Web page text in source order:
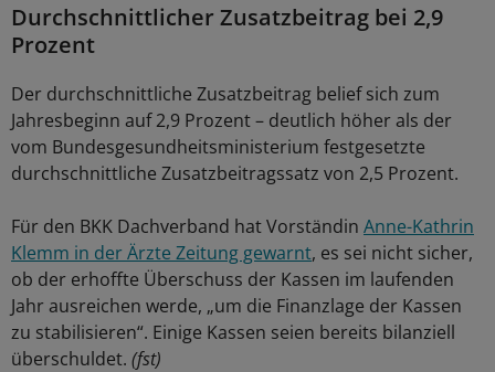
Durchschnittlicher Zusatzbeitrag bei 2,9
Prozent
Der durchschnittliche Zusatzbeitrag belief sich zum
Jahresbeginn auf 2,9 Prozent – deutlich höher als der
vom Bundesgesundheitsministerium festgesetzte
durchschnittliche Zusatzbeitragssatz von 2,5 Prozent.
Für den BKK Dachverband hat Vorständin Anne-Kathrin
Klemm in der Ärzte Zeitung gewarnt, es sei nicht sicher,
ob der erhoffte Überschuss der Kassen im laufenden
Jahr ausreichen werde, „um die Finanzlage der Kassen
zu stabilisieren“. Einige Kassen seien bereits bilanziell
überschuldet. (fst)